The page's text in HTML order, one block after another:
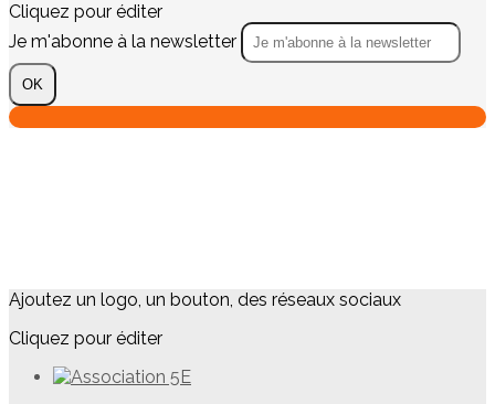
Cliquez pour éditer
Je m'abonne à la newsletter
OK
Ajoutez un logo, un bouton, des réseaux sociaux
Cliquez pour éditer